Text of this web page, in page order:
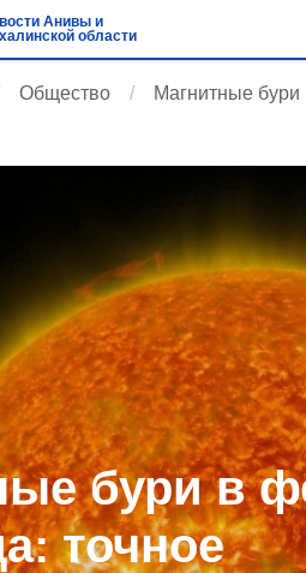
Анивы и
области
Общество
Магнитные бури
бури в
точное